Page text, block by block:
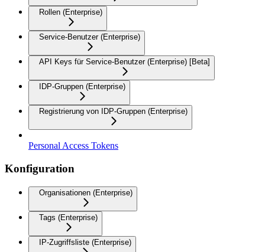
Rollen (Enterprise)
Service-Benutzer (Enterprise)
API Keys für Service-Benutzer (Enterprise) [Beta]
IDP-Gruppen (Enterprise)
Registrierung von IDP-Gruppen (Enterprise)
Personal Access Tokens
Konfiguration
Organisationen (Enterprise)
Tags (Enterprise)
IP-Zugriffsliste (Enterprise)